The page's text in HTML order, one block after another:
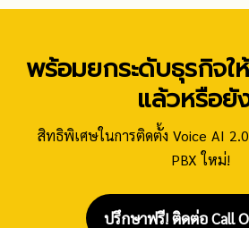
พร้อมยกระดับธุรกิจใ
แล้วหรือยั
สิทธิพิเศษในการติดตั้ง Voice AI
PBX ใหม่!
ปรึกษาฟรี! ติดต่อ Call